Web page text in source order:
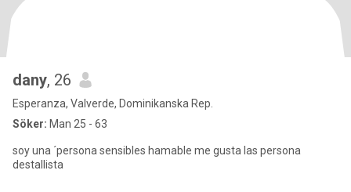
dany, 26
Esperanza, Valverde, Dominikanska Rep.
Söker: Man 25 - 63
soy una ´persona sensibles hamable me gusta las persona
destallista